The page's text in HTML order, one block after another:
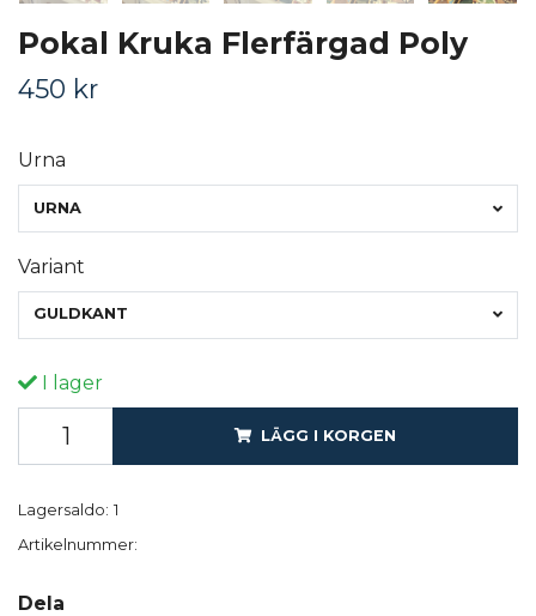
Pokal Kruka Flerfärgad Poly
450 kr
Urna
URNA
Variant
GULDKANT
I lager
LÄGG I KORGEN
Lagersaldo: 1
Artikelnummer:
Dela